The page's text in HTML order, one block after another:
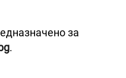
за
.